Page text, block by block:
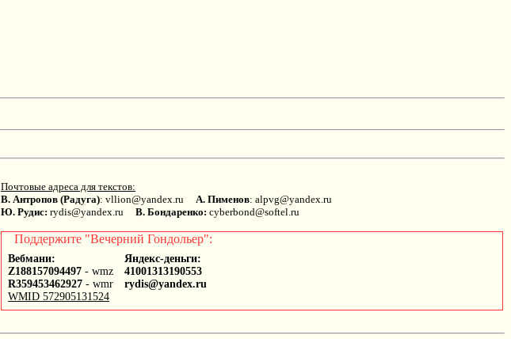
Почтовые адреса для текстов:
В. Антропов (Радуга): vllion@yandex.ru А. Пименов: alpvg@yandex.ru
Ю. Рудис: rydis@yandex.ru В. Бондаренко: cyberbond@softel.ru
Поддержите "Вечерний Гондольер":
Вебмани:
Z188157094497 - wmz
R359453462927 - wmr
WMID 572905131524
Яндекс-деньги:
41001313190553
rydis@yandex.ru